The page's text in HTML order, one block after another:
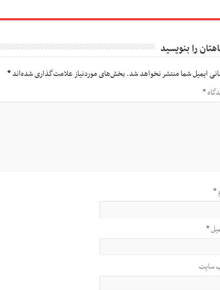
را بنویسید
ایمیل شما منتشر نخواهد شد.بخش‌های موردنیاز علامت‌گذاری شده‌اند*
*
*
*
سایت